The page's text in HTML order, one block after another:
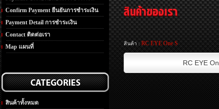
Confirm Payment ยืนยันการชำระเงิน
Payment Detail การชำระเงิน
Contact ติดต่อเรา
Map แผนที่
สินค้าทั้งหมด
สินค้า :RC EYE One S
RC EYE